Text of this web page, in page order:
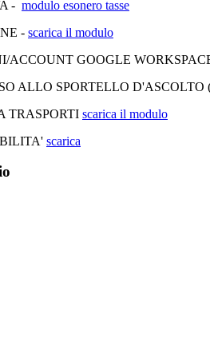
- modulo esonero tasse
- scarica il modulo
GOOGLE
ALLO SPORTELLO D'ASCOLTO
TRASPORTI scarica il modulo
scarica